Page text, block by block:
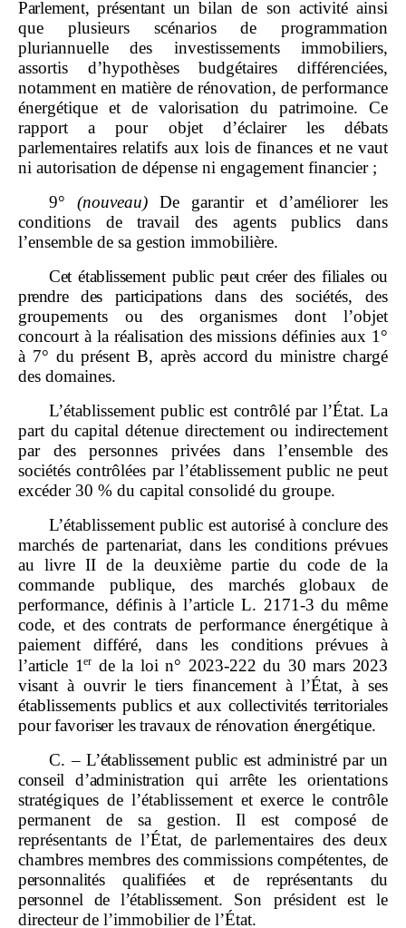
Parlement, présentant unbilan de son activité ainsi
que plusieurs scénarios de programmation
pluriannuelle des investissements immobiliers,
assortis d’hypothèses budgétaires différenciées,
notamment en matière de rénovation, de performance
énergétique et de valorisation du patrimoine. Ce
rapport a pour objet d’éclairer les débats
parlementaires relatifs aux lois de finances et ne vaut
ni autorisation de dépense ni engagement financier ;
9° (nouveau) De garantir et d’améliorer les
conditions de travail des agents publics dans
l’ensemble de sa gestion immobilière.
Cet établissement public peut créer des filiales ou
prendre des participations dans des sociétés, des
groupements ou des organismes dont l’objet
concourt à la réalisation des missions définies aux 1°
à 7° du présent B, après accord du ministre chargé
des domaines.
L’établissement public est contrôlé par l’État. La
part du capital détenue directement ou indirectement
par des personnes privées dans l’ensemble des
sociétés contrôlées par l’établissement public ne peut
excéder 30 % du capital consolidé du groupe.
L’établissement public est autorisé à conclure des
marchés de partenariat, dans les conditions prévues
au livre II de la deuxième partie du code de la
commande publique, des marchés globaux de
performance, définis à l’article L. 2171‑3 du même
code, et des contrats de performance énergétique à
paiement différé, dans lesconditions prévues à
l’article 1er de la loi n° 2023‑222 du 30 mars 2023
visant à ouvrir le tiers financement à l’État, à ses
établissements publics et aux collectivités territoriales
pour favoriser les travaux de rénovation énergétique.
C. – L’établissement public est administré par un
conseil d’administration qui arrête les orientations
stratégiques de l’établissement et exerce le contrôle
permanent de sa gestion. Il est composé de
représentants de l’État, de parlementaires des deux
chambres membres des commissions compétentes, de
personnalités qualifiées et de représentants du
personnel de l’établissement. Son président est le
directeur de l’immobilier de l’État.